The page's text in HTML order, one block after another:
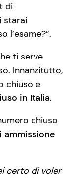
di
starai
l’esame?”.
ti serve
Innanzitutto,
chiuso e
in Italia.
chiuso
certo di voler